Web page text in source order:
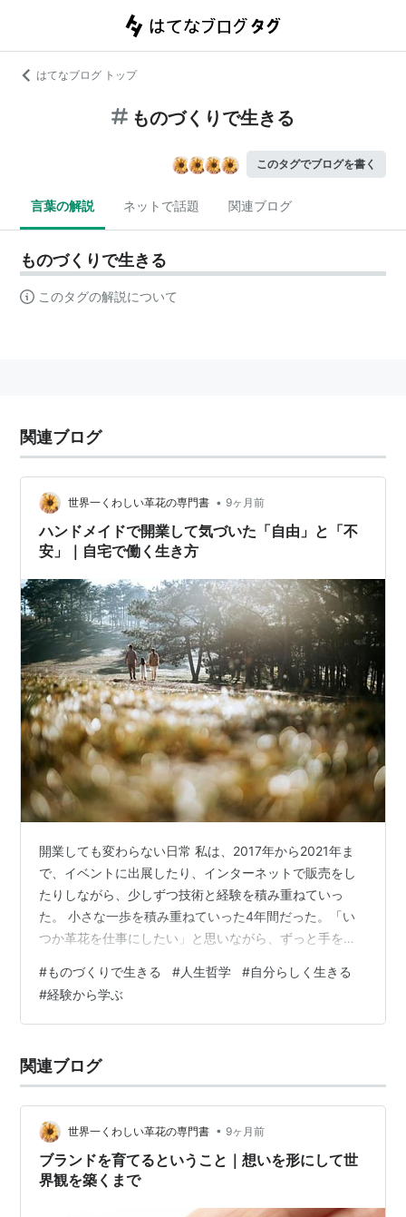
はてなブログ トップ
ものづくりで生きる
このタグでブログを書く
言葉の解説 ネットで話題 関連ブログ
ものづくりで生きる
このタグの解説について
関連ブログ
世界一くわしい革花の専門書 • 9ヶ月前
ハンドメイドで開業して気づいた「自由」と「不
安」｜自宅で働く生き方
開業しても変わらない日常 私は、2017年から2021年ま
で、イベントに出展したり、インターネットで販売をし
たりしながら、少しずつ技術と経験を積み重ねていっ
た。 小さな一歩を積み重ねていった4年間だった。「い
つか革花を仕事にしたい」と思いながら、ずっと手を動
た。 開業したからといって、それまでと何ら変わりな
い。ただ、責任が伴うということだけだ。 開業してか
ら、一番不安だったのは、自分が仕事として収入を得る
されないということは、自分で仕事を作り、それを販売
することで収入を得るということだ。…
#ものづくりで生きる #人生哲学 #自分らしく生きる
#経験から学ぶ
関連ブログ
世界一くわしい革花の専門書 • 9ヶ月前
ブランドを育てるということ｜想いを形にして世
界観を築くまで